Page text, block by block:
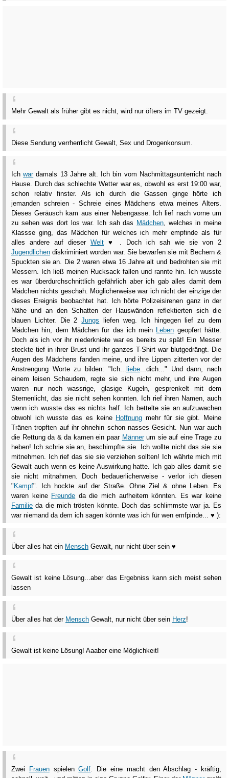
Mehr Gewalt als früher gibt es nicht, wird nur öfters im TV gezeigt.
Diese Sendung verrherrlicht Gewalt, Sex und Drogenkonsum.
Ichwardamals 13 Jahre alt. Ich bin vom Nachmittagsunterricht nach
Hause. Durch das schlechte Wetter war es, obwohl es erst 19:00 war,
schon relativ finster. Als ich durch die Gassen ginge hörte ich
jemanden schreien - Schreie eines Mädchens etwa meines Alters.
Dieses Geräusch kam aus einer Nebengasse. Ich lief nach vorne um
zu sehen was dort los war. Ich sah das Mädchen , welches in meine
Klassse ging, das Mädchen für welches ich mehr empfinde als für
alles andere auf dieser Welt ♥ . Doch ich sah wie sie von 2
Jugendlichen diskriminiert worden war. Sie bewarfen sie mit Bechern &
Spuckten sie an. Die 2 waren etwa 16 Jahre alt und bedrohten sie mit
Messern. Ich ließ meinen Rucksack fallen und rannte hin. Ich wusste
es war überdurchschnittlich gefährlich aber ich gab alles damit dem
Mädchen nichts geschah. Möglicherweise war ich nicht der einzige der
dieses Ereignis beobachtet hat. Ich hörte Polizeisirenen ganz in der
Nähe und an den Schatten der Hauswänden reflektierten sich die
blauen Lichter. Die 2Jungs liefen weg. Ich hingegen lief zu dem
Mädchen hin, dem Mädchen für das ich mein
Leben geopfert hätte.
Doch als ich vor ihr niederkniete war es bereits zu spät! Ein Messer
steckte tief in ihrer Brust und ihr ganzes T-Shirt war blutgedrängt. Die
Augen des Mädchens fanden meine, und ihre Lippen zitterten vor der
Anstrengung Worte zu bilden: "Ich...
liebe...dich..." Und dann, nach
einem leisen Schaudern, regte sie sich nicht mehr, und ihre Augen
waren nur noch wassrige, glasige Kugeln, gesprenkelt mit dem
Sternenlicht, das sie nicht sehen konnten. Ich rief ihren Namen, auch
wenn ich wusste das es nichts half. Ich bettelte sie an aufzuwachen
obwohl ich wusste das es keine Hoffnung mehr für sie gibt. Meine
Tränen tropften auf ihr ohnehin schon nasses Gesicht. Nun war auch
die Rettung da & da kamen ein paar Männerum sie auf eine Trage zu
heben! Ich schrie sie an, beschimpfte sie. Ich wollte nicht das sie sie
mitnehmen. Ich rief das sie sie verziehen sollten! Ich währte mich mit
Gewalt auch wenn es keine Auswirkung hatte. Ich gab alles damit sie
sie nicht mitnahmen. Doch bedauerlicherweise - verlor ich diesen
" Kampf". Ich hockte auf der Straße. Ohne Ziel & ohne Leben. Es
waren keine Freunde da die mich aufheitern könnten. Es war keine
Familie da die mich trösten könnte. Doch das schlimmste war ja. Es
war niemand da dem ich sagen könnte was ich für wen emfpinde... ♥ ):
Über alles hat ein Mensch Gewalt, nur nicht über sein ♥
Gewalt ist keine Lösung...aber das Ergebniss kann sich meist sehen
lassen
Über alles hat der Mensch Gewalt, nur nicht über sein Herz!
Gewalt ist keine Lösung! Aaaber eine Möglichkeit!
Zwei FrauenspielenGolf. Die eine macht den Abschlag - kräftig,